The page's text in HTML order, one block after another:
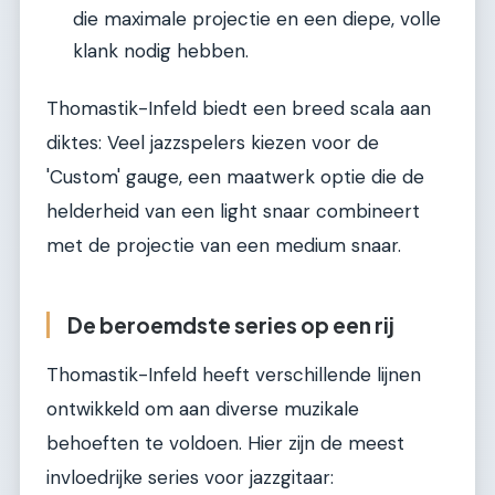
die maximale projectie en een diepe, volle
klank nodig hebben.
Thomastik-Infeld biedt een breed scala aan
diktes: Veel jazzspelers kiezen voor de
'Custom' gauge, een maatwerk optie die de
helderheid van een light snaar combineert
met de projectie van een medium snaar.
De beroemdste series op een rij
Thomastik-Infeld heeft verschillende lijnen
ontwikkeld om aan diverse muzikale
behoeften te voldoen. Hier zijn de meest
invloedrijke series voor jazzgitaar: